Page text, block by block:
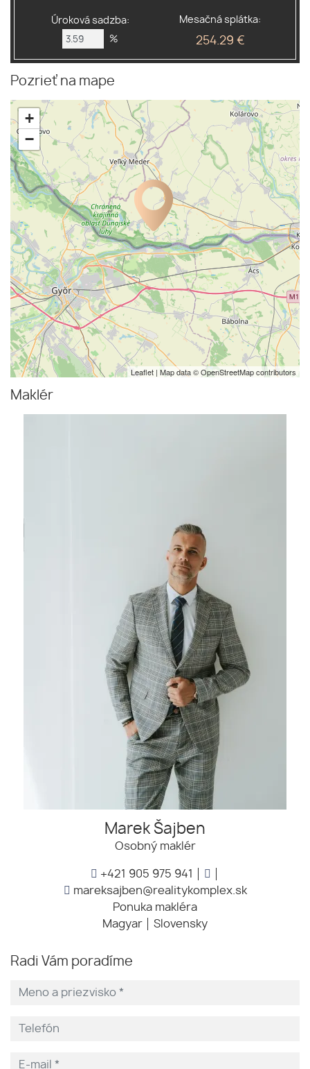
Úroková sadzba:
%
Mesačná splátka:
254.29 €
Pozrieť na mape
+
−
Leaflet | Map data ©OpenStreetMapcontributors
Maklér
Marek Šajben
Osobný maklér
+421 905 975 941
mareksajben@realitykomplex.sk
Ponuka makléra
Magyar
Slovensky
Radi Vám poradíme